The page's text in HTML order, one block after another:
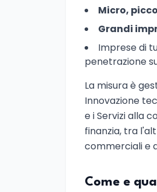
Micro,
Grandi
Imprese di
penetrazione
La misura è
Innovazione
e i Servizi alla
finanzia, tra
commerciali e
Come e